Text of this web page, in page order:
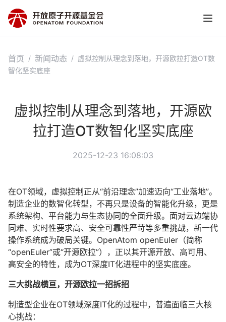
首页 / 新闻动态 / 虚拟控制从理念到落地，开源欧拉打造OT数
智化坚实底座
虚拟控制从理念到落地，开源欧
拉打造OT数智化坚实底座
2025-12-23 16:08:03
在OT领域，虚拟控制正从“前沿理念”加速迈向“工业落地”。
制造企业的数智化转型，不再只是设备的智能化升级，更是
系统架构、平台能力与生态协同的全面升级。面对云边端协
同难、实时性要求高、安全可靠性严苛等多重挑战，新一代
操作系统成为破局关键。OpenAtom openEuler（简称
“openEuler”或“开源欧拉”），正以其开源开放、高可用、
高安全的特性，成为OT深度IT化进程中的坚实底座。
三大挑战横亘，开源欧拉一招拆招
制造型企业在OT领域深度IT化的过程中，普遍面临三大核
心挑战：